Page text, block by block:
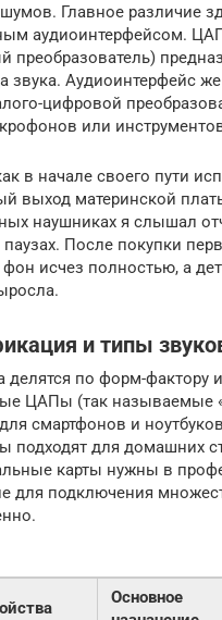
Главное различие
аудиоинтерфейсом.
преобразователь)
звука. Аудиоинтерфейс
цифровой
или
в начале своего пути
выход материнской
наушниках я слышал
После покупки
фон исчез полностью, а
и типы
делятся по форм-фактору
ЦАПы (так называемые
смартфонов и
подходят для домашних
карты нужны в
для подключения
Основное